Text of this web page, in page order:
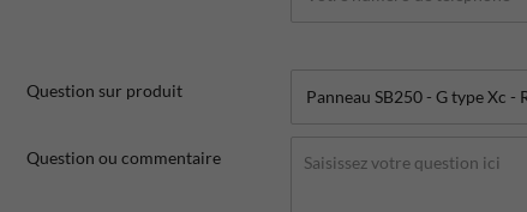
Question sur produit
Question ou commentaire